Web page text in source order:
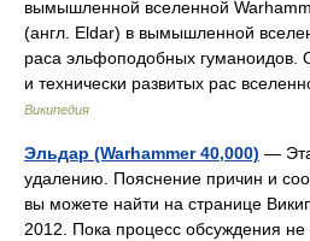
вымышленной вселенной
(англ. Eldar) в вымышленной
раса эльфоподобных гуманоидов.
и технически развитых рас
Википедия
Эльдар (Warhammer 40,000) — Эта
удалению. Пояснение причин и
вы можете найти на странице
2012. Пока процесс обсуждения